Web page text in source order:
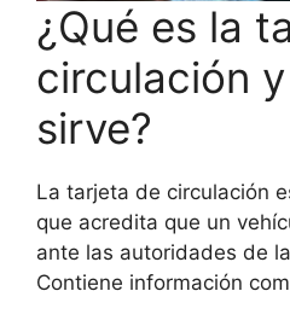
¿Qué es la
circulación
sirve?
La tarjeta de circulación
que acredita que un
ante las autoridades de
Contiene información